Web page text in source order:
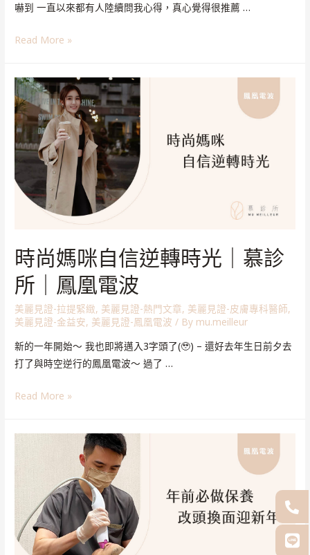
嚇到 一直以來都有人陸續問我心得，真心覺得很推薦 …
Read More »
時尚媽咪自信逆轉時光｜慕診
所｜鳳凰電波
美麗見證-拉提緊緻, 美麗見證-熱門文章, 美麗見證-皮膚專科醫師,
美麗見證-金益安, 美麗見證-鳳凰電波 / By mu.meilleur
新的一年開始～ 我也即將邁入3字頭了(🥹) – 還好去年生日前夕去
打了與時空逆行的鳳凰電波～ 過了 …
Read More »